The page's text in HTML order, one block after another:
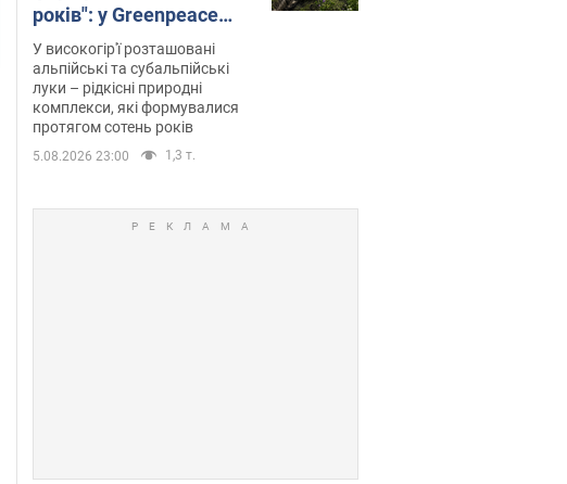
років": у Greenpeace
забили на сполох
У високогір'ї розташовані
альпійські та субальпійські
луки – рідкісні природні
комплекси, які формувалися
протягом сотень років
5.08.2026 23:00 1,3 т.